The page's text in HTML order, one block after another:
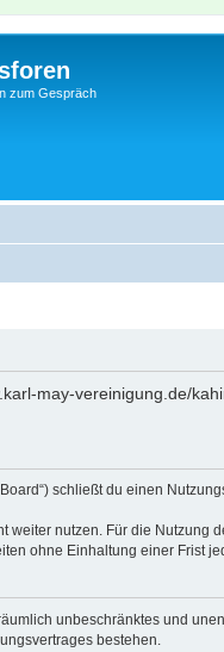
zum Gespräch
may-vereinigung.de/
schließt du einen
nutzen. Für die
ohne Einhaltung einer Frist
unbeschränktes und
bestehen.